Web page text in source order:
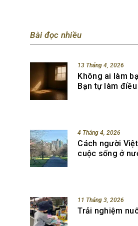
Bài đọc nhiều
13 Tháng 4, 2026
Không ai làm
Bạn tự làm
4 Tháng 4, 2026
Cách người
cuộc sống ở
11 Tháng 3, 2026
Trải nghiệm